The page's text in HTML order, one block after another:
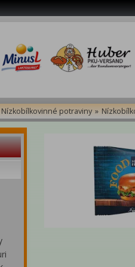
Nízkobílkovinné potraviny »